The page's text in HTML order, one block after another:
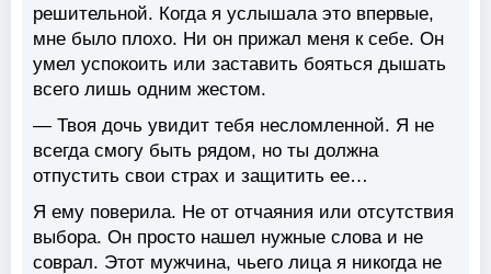
решительной. Когда я услышала это впервые,
мне было плохо. Ни он прижал меня к себе. Он
умел успокоить или заставить бояться дышать
всего лишь одним жестом.
— Твоя дочь увидит тебя несломленной. Я не
всегда смогу быть рядом, но ты должна
отпустить свои страх и защитить ее…
Я ему поверила. Не от отчаяния или отсутствия
выбора. Он просто нашел нужные слова и не
соврал. Этот мужчина, чьего лица я никогда не